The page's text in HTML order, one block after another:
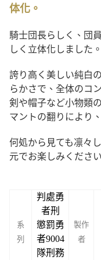
体化。
騎士団長らしく、団
しく立体化しました。
誇り高く美しい純白
らかさで、全体のコ
剣や帽子など小物類
マントの翻りにより
何処から見ても凛々
元でお楽しみくださ
系
列
判處勇
者刑
懲罰勇
者9004
隊刑務
製作
者